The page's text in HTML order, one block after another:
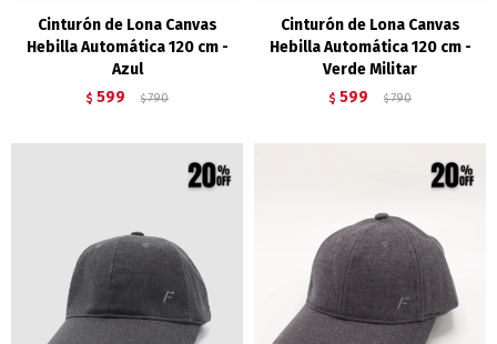
Cinturón de Lona Canvas
Hebilla Automática 120 cm -
Azul
$ 599 $ 790
Cinturón de Lona Canvas
Hebilla Automática 120 cm -
Verde Militar
$ 599 $ 790